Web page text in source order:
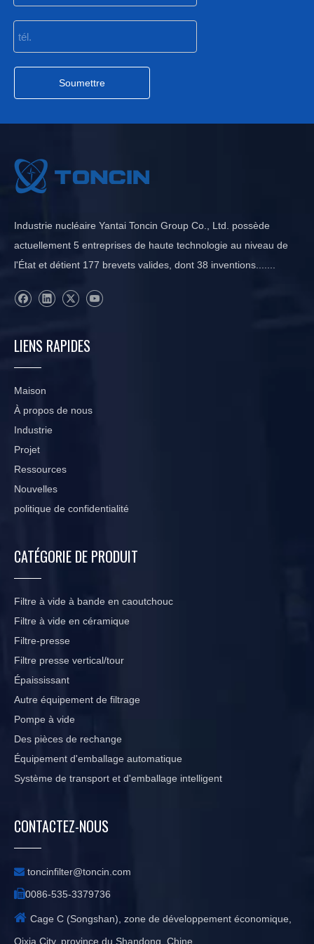
Soumettre
Industrie nucléaire Yantai Toncin Group Co., Ltd. possède
actuellement 5 entreprises de haute technologie au niveau de
l'État et détient 177 brevets valides, dont 38 inventions.......
LIENS RAPIDES
Maison
À propos de nous
Industrie
Projet
Ressources
Nouvelles
politique de confidentialité
CATÉGORIE DE PRODUIT
Filtre à vide à bande en caoutchouc
Filtre à vide en céramique
Filtre-presse
Filtre presse vertical/tour
Épaississant
Autre équipement de filtrage
Pompe à vide
Des pièces de rechange
Équipement d'emballage automatique
Système de transport et d'emballage intelligent
CONTACTEZ-NOUS
 toncinfilter@toncin.com
0086-535-3379736
 Cage C (Songshan), zone de développement économique,
Qixia City, province du Shandong, Chine